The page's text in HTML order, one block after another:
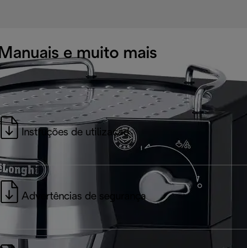
Manuais e muito mais
Instruções de utilização
Advertências de segurança